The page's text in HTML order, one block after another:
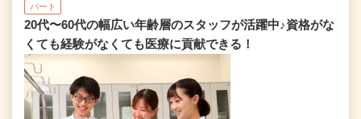
パート
20代〜60代の幅広い年齢層のスタッフが活躍中♪資格がな
くても経験がなくても医療に貢献できる！